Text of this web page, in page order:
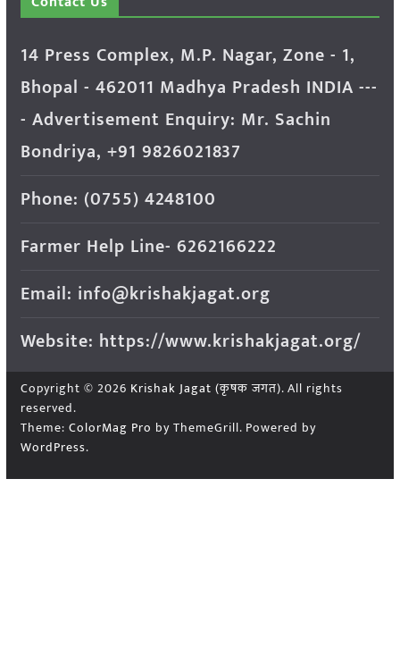
14 Press Complex, M.P. Nagar, Zone - 1,
Bhopal - 462011 Madhya Pradesh INDIA ---
- Advertisement Enquiry: Mr. Sachin
Bondriya, +91 9826021837
Phone: (0755) 4248100
Farmer Help Line- 6262166222
Email: info@krishakjagat.org
Website: https://www.krishakjagat.org/
Copyright © 2026 Krishak Jagat (कृषक जगत). All rights
reserved.
Theme: ColorMag Pro by ThemeGrill. Powered by
WordPress.